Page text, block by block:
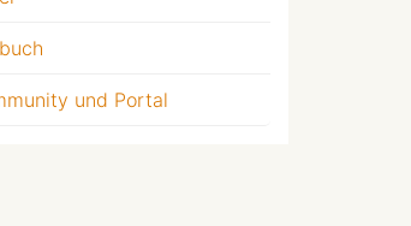
und Portal